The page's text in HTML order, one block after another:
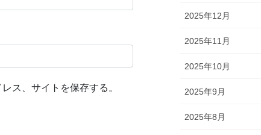
ス、サイトを保存する。
2025年12月
2025年11月
2025年10月
2025年9月
2025年8月